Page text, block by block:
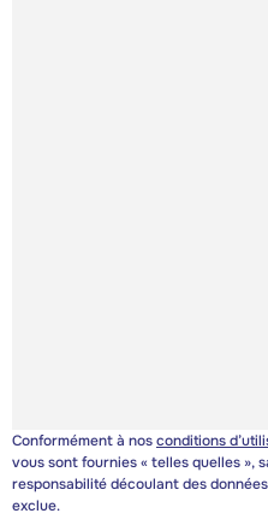
Conformément à nosconditions
vous sont fournies « telles quelles »,
responsabilité découlant des
exclue.